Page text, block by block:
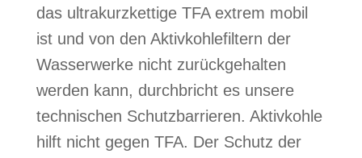
das ultrakurzkettige TFA extrem mobil
ist und von den Aktivkohlefiltern der
Wasserwerke nicht zurückgehalten
werden kann, durchbricht es unsere
technischen Schutzbarrieren. Aktivkohle
hilft nicht gegen TFA. Der Schutz der